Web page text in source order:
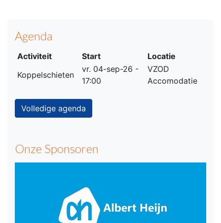
Agenda
Activiteit Start
Locatie
Koppelschieten
vr. 04-sep-26 -
17:00
VZOD
Accomodatie
Volledige agenda
Onze Sponsoren